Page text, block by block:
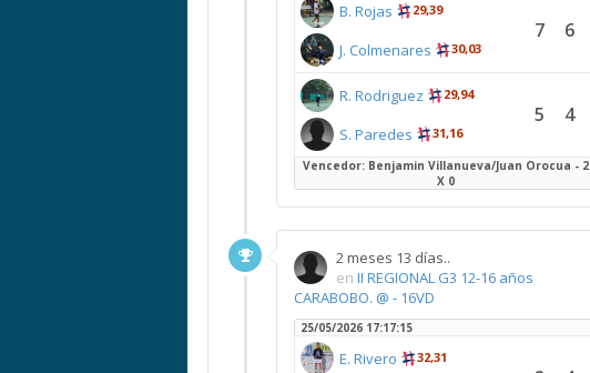
B. Rojas 29,39
J. Colmenares 30,03
7 6
R. Rodriguez 29,94
S. Paredes 31,16
5 4
Vencedor: Benjamin Villanueva/Juan Orocua - 2
X 0
2 meses 13 días..
en II REGIONAL G3 12-16 años
CARABOBO. @ - 16VD
25/05/2026 17:17:15
E. Rivero 32,31